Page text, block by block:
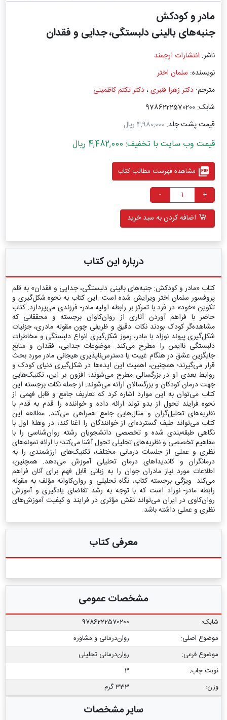
مادر و کودکش
جنبه‌های بالینی دلبستگی، جدایی و فقدان
ناشر: انتشارات ارجمند
نویسنده: سلمان اختر
مترجم: دکتر زهرا قنبری،دکتر تکتم کاظمینی
شابک: 9786222570200
قیمت پشت جلد: 4,980,000 ریال
قیمت وب سایت با تخفیف: 4,482,000 ریال
picture_as_pdf مشاهده فهرست مطالب کتاب
+
-
اضافه کردن به سبد خرید
درباره این کتاب
کتاب «مادر و کودکش: جنبه‌های بالینی دلبستگی، جدایی و فقدان» به قلم
پروفسور سلمان اختر ویرایش شده است. این کتاب به نحوه شکل‌گیری و
تکوین «خود» در فرد با تمرکز بر رابطه اولیه مادر- فرزندی می‌پردازد. کتاب
حاضر با فراهم آوردن آثاری از روان‌کاوان برجسته و محققانی که
مشاهده‌گر کودک بودند نکات دقیق و ظریفی چون مقوله مادری، جزئیات
شکل‌گیری پیوند نوزاد با مادر، رموز شکل‌گیری انواع دلبستگی و مخاطرات
دلبستگی ناایمن را مطرح می‌کند. موضوعات جدایی، فقدان و منابع
جایگزین عشق در هنگام غیبت یا دسترس‌ناپذیری هیجانی مادر مورد بحث
قرار می‌گیرند؛ همچنین، اهمیت این ایده‌ها در شکل‌گیری دنیای کودک و
روابط بعدی او در بزرگسالی مطرح می‌شوند؛ افزون بر این، تکنیک‌هایی
جهت درمان کودکان و بزرگسالان ارائه می‌شوند. از جمله نکات برجسته این
کتاب می‌توان به این موارد اشاره کرد که تعاریف جامع و قابل فهمی از
نحوه فرایند تحول از بدو تولد ارائه داده و خواننده را قدم به قدم با
نظریه‌های تحلیل‌گران و مثال‌هایی جامع همراهی می‌کند. مطالعه این
کتاب می‌تواند طیف گسترده‌ای از خوانندگان را اغنا کند؛ در وهلۀ اول با
نگاهی طبقه‌بندی شده و تخصصی دانشجویان رشته روان‌شناسی را با
مفاهیم تخصصی و نظریه‌های تحلیلی تحول آشنا می‌کند؛ با ارائه نمونه‌های
نظری و عملی از جلسات درمانی مختلف، تکنیک‌های ارزشمندی را به
درمانگران و کاندیداهای درمان تحلیلی آموزش می‌دهد. همچنین،
اطلاعات مورد نیاز مادران جوان را به زبانی قابل فهم برای آنان فراهم
می‌کند. ویژگی برجسته کتاب، نگاه تحلیلی و روان‌کاوانه مؤلف به مقوله
رابطه مادر- نوزاد است که با توجه به رشد تقاضای یادگیری و آموزش
روان‌کاوی در ایران می‌تواند نقش مؤثری در فرایند و کیفیت آموزش‌های
نظری و عملی داشته باشد.
معرفی کتاب
مشخصات عمومی
شابک:
9786222570200
موضوع اصلی:
روان‌درمانی و مشاوره
موضوع فرعی:
روان‏‌درمانی تحلیلی
نوبت چاپ:
3
وزن:
333 گرم
سایر مشخصات